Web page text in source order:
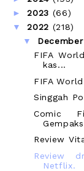
►2023 (66)
▼2022 (218)
▼
FIFA
kas...
FIFA
Singgah
Comic
Review
Review
Netflix.